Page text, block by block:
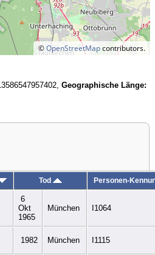
©OpenStreetMapcontributors.
Geographische Länge:
Tod Personen-
6
Okt
1965
München I1064
1982 München I1115